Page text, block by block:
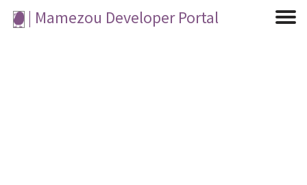
| Mamezou Developer Portal